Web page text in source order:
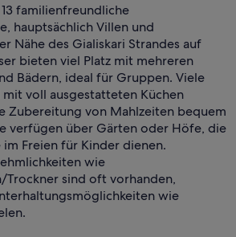
familienfreundliche
hauptsächlich Villen und
Nähe des Gialiskari Strandes auf
bieten viel Platz mit mehreren
Bädern, ideal für Gruppen. Viele
voll ausgestatteten Küchen
Zubereitung von Mahlzeiten bequem
verfügen über Gärten oder Höfe, die
im Freien für Kinder dienen.
wie
Trockner sind oft vorhanden,
wie